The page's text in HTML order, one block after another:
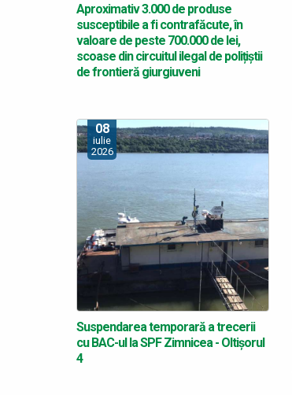
Aproximativ 3.000 de produse
susceptibile a fi contrafăcute, în
valoare de peste 700.000 de lei,
scoase din circuitul ilegal de polițiștii
de frontieră giurgiuveni
08
iulie
2026
Suspendarea temporară a trecerii
cu BAC-ul la SPF Zimnicea - Oltișorul
4